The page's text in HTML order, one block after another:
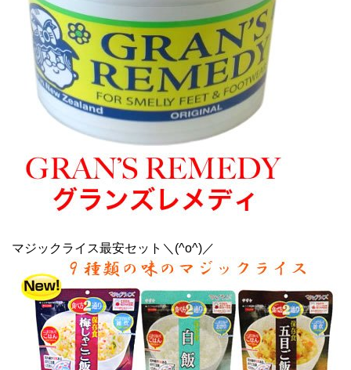
マジックライス最安セット＼(^o^)／